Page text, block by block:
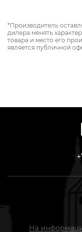
*Производитель
дилера менять
товара и место его
является публичной
На